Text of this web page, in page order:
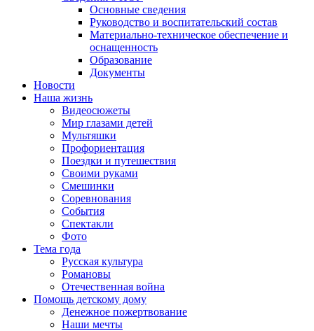
Основные сведения
Руководство и воспитательский состав
Материально-техническое обеспечение и
оснащенность
Образование
Документы
Новости
Наша жизнь
Видеосюжеты
Мир глазами детей
Мультяшки
Профориентация
Поездки и путешествия
Своими руками
Смешинки
Соревнования
События
Спектакли
Фото
Тема года
Русская культура
Романовы
Отечественная война
Помощь детскому дому
Денежное пожертвование
Наши мечты